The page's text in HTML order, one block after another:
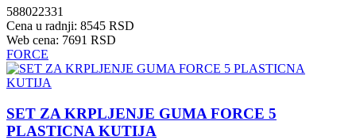
588022331
Cena u radnji: 8545 RSD
Web cena: 7691 RSD
FORCE
SET ZA KRPLJENJE GUMA FORCE 5
PLASTICNA KUTIJA